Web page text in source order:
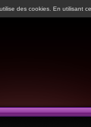
des cookies. En utilisant